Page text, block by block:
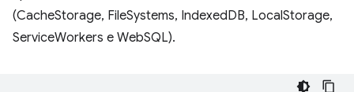
(CacheStorage, FileSystems, IndexedDB, LocalStorage,
ServiceWorkers e WebSQL).